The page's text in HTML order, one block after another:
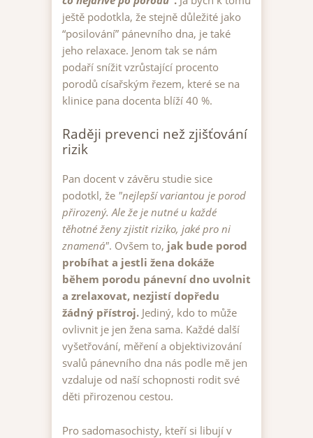
ještě podotkla, že stejně důležité jako
“posilování” pánevního dna, je také
jeho relaxace. Jenom tak se nám
podaří snížit vzrůstající procento
porodů císařským řezem, které se na
klinice pana docenta blíží 40 %.
Raději prevenci než zjišťování
rizik
Pan docent v závěru studie sice
podotkl, že "nejlepší variantou je porod
přirozený. Ale že je nutné u každé
těhotné ženy zjistit riziko, jaké pro ni
znamená". Ovšem to, jak bude porod
probíhat a jestli žena dokáže
během porodu pánevní dno uvolnit
a zrelaxovat, nezjistí dopředu
žádný přístroj. Jediný, kdo to může
ovlivnit je jen žena sama. Každé další
vyšetřování, měření a objektivizování
svalů pánevního dna nás podle mě jen
vzdaluje od naší schopnosti rodit své
děti přirozenou cestou.
Pro sadomasochisty, kteří si libují v